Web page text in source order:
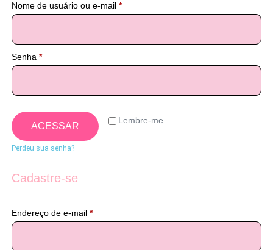
Nome de usuário ou e-mail *
Senha *
Lembre-me
ACESSAR
Perdeu sua senha?
Cadastre-se
Endereço de e-mail *